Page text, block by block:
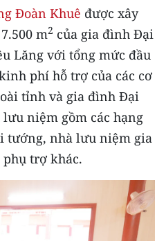
Đoàn Khuê được xây
m2 của gia đình Đại
Lăng với tổng mức đầu
phí hỗ trợ của các cơ
tỉnh và gia đình Đại
niệm gồm các hạng
tướng, nhà lưu niệm gia
trợ khác.